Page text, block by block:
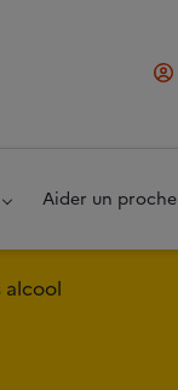
Aider un proche
alcool